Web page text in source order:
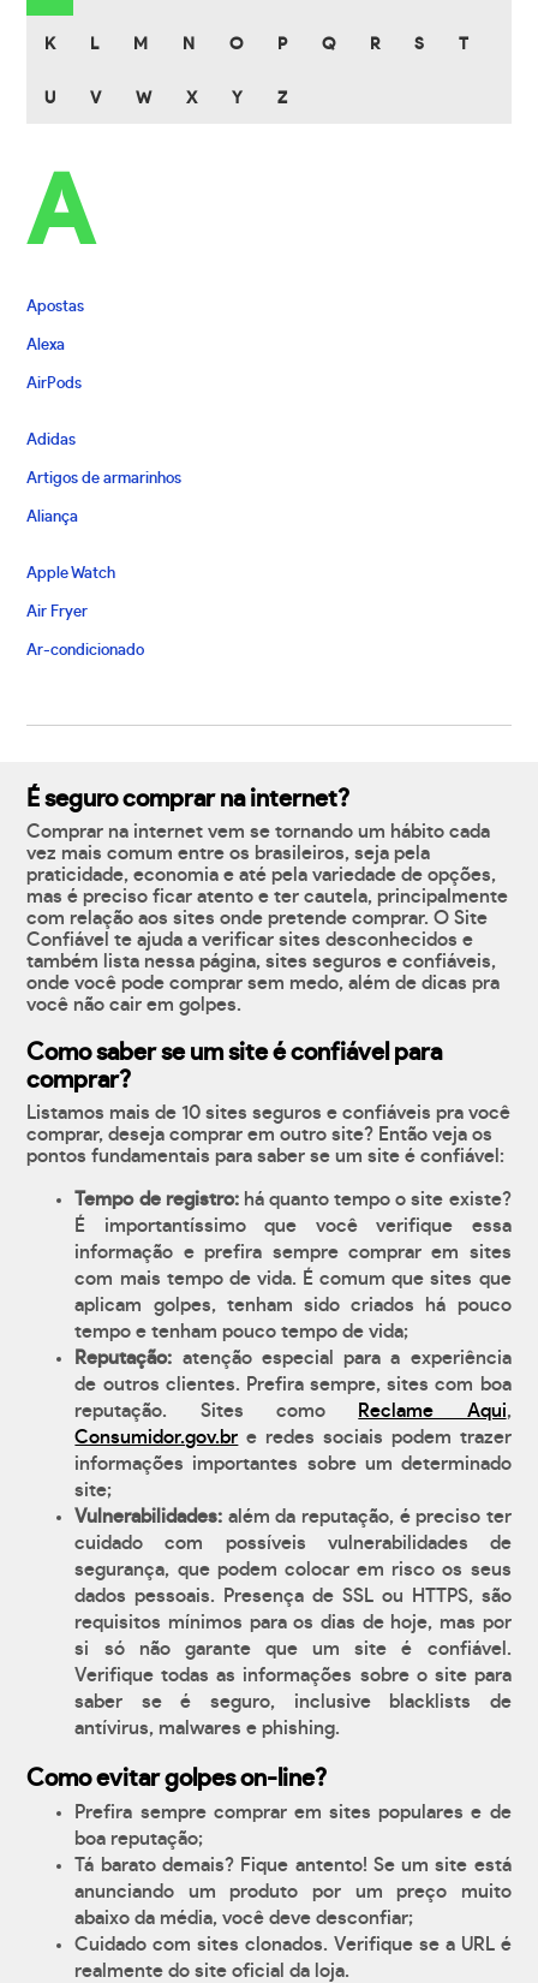
K L M N O P Q R S T
U V W X Y Z
A
Apostas
Alexa
AirPods
Adidas
Artigos de armarinhos
Aliança
Apple Watch
Air Fryer
Ar-condicionado
É seguro comprar na internet?
Comprar na internet vem se tornando um hábito cada
vez mais comum entre os brasileiros, seja pela
praticidade, economia e até pela variedade de opções,
mas é preciso ficar atento e ter cautela, principalmente
com relação aos sites onde pretende comprar. O Site
Confiável te ajuda a verificar sites desconhecidos e
também lista nessa página, sites seguros e confiáveis,
onde você pode comprar sem medo, além de dicas pra
você não cair em golpes.
Como saber se um site é confiável para
comprar?
Listamos mais de 10 sites seguros e confiáveis pra você
comprar, deseja comprar em outro site? Então veja os
pontos fundamentais para saber se um site é confiável:
Tempo de registro:há quanto tempo o site existe?
É importantíssimo que você verifique essa
informação e prefira sempre comprar em sites
com mais tempo de vida. É comum que sites que
aplicam golpes, tenham sido criados há pouco
tempo e tenham pouco tempo de vida;
Reputação: atenção especial para a experiência
de outros clientes. Prefira sempre, sites com boa
reputação. Sites como
Reclame Aqui,
Consumidor.gov.br e redes sociais podem trazer
informações importantes sobre um determinado
site;
Vulnerabilidades: além da reputação, é preciso ter
cuidado com possíveis vulnerabilidades de
segurança, que podem colocar em risco os seus
dados pessoais. Presença de SSL ou HTTPS, são
requisitos mínimos para os dias de hoje, mas por
si só não garante que um site é confiável.
Verifique todas as informações sobre o site para
saber se é seguro, inclusive blacklists de
antívirus, malwares e phishing.
Como evitar golpes on-line?
Prefira sempre comprar em sites populares e de
boa reputação;
Tá barato demais? Fique antento! Se um site está
anunciando um produto por um preço muito
abaixo da média, você deve desconfiar;
Cuidado com sites clonados. Verifique se a URL é
realmente do site oficial da loja.